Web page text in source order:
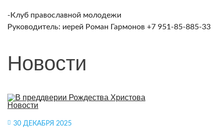
-Клуб православной молодежи
Руководитель: иерей Роман Гармонов +7 951-85-885-33
Новости
30 ДЕКАБРЯ 2025